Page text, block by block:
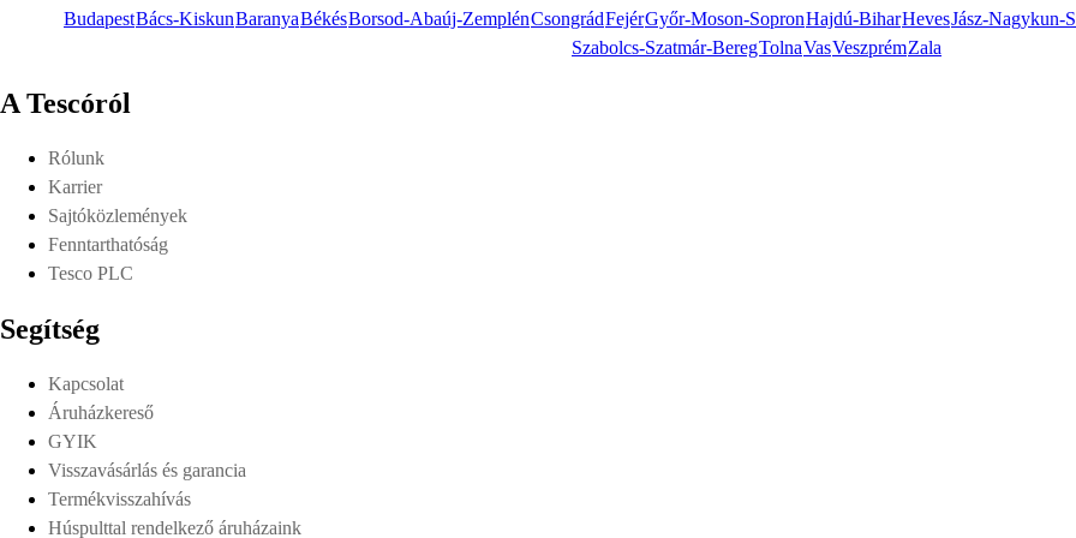
BudapestBács-KiskunBaranyaBékésBorsod-Abaúj-ZemplénCsongrádFejérGyőr-Moson-SopronHajdú-BiharHevesJász-Nagykun-
Szabolcs-Szatmár-BeregTolnaVasVeszprémZala
A Tescóról
Rólunk
Karrier
Sajtóközlemények
Fenntarthatóság
Tesco PLC
Segítség
Kapcsolat
Áruházkereső
GYIK
Visszavásárlás és garancia
Termékvisszahívás
Húspulttal rendelkező áruházaink